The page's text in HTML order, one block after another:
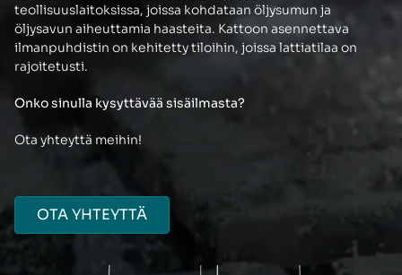
teollisuuslaitoksissa, joissa kohdataan öljysumun ja
öljysavun aiheuttamia haasteita. Kattoon asennettava
ilmanpuhdistin on kehitetty tiloihin, joissa lattiatilaa on
rajoitetusti.
Onko sinulla kysyttävää sisäilmasta?
Ota yhteyttä meihin!
OTA YHTEYTTÄ